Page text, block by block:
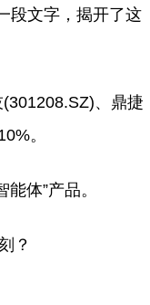
段文字，揭开了这
、鼎捷
。
体”产品。
？